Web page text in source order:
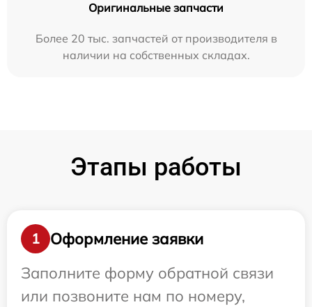
Оригинальные запчасти
Более 20 тыс. запчастей от производителя в
наличии на собственных складах.
Этапы работы
1
Оформление заявки
Заполните форму обратной связи
или позвоните нам по номеру,